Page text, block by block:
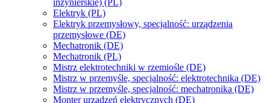
inżynierskie) (PL)
Elektryk (PL)
Elektryk przemysłowy, specjalność: urządzenia
przemysłowe (DE)
Mechatronik (DE)
Mechatronik (PL)
Mistrz elektrotechniki w rzemiośle (DE)
Mistrz w przemyśle, specjalność: elektrotechnika (DE)
Mistrz w przemyśle, specjalność: mechatronika (DE)
Monter urządzeń elektrycznych (DE)